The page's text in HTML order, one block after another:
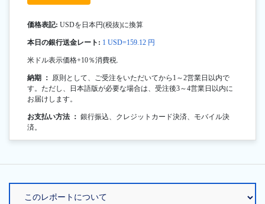
価格表記: USDを日本円(税抜)に換算
本日の銀行送金レート: 1 USD=159.12 円
米ドル表示価格+10％消費税.
納期 ： 原則として、ご受注をいただいてから1～2営業日以内で
す。ただし、日本語版が必要な場合は、受注後3～4営業日以内に
お届けします。
お支払い方法 ： 銀行振込、クレジットカード決済、モバイル決
済。